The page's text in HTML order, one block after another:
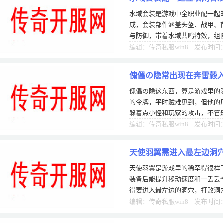
水域套装是游戏中全职业配一起
成，套装部件涵盖头盔、战甲
与防御，带着水域共鸣特效，
跨服副本、跨服PK等玩法逐渐
编辑：传奇私服win8 发布时间
傀儡の隐常出现在奔雷穀
傀儡の隐这东西，算是游戏里
的令牌，平时贼难见到，但他
躲着点小怪和玩家的攻击，不管
用。他主要的地点就是在奔雷穀
编辑：传奇私服win8 发布时间
天使羽翼需进入最左边洞
天使羽翼是游戏里的稀罕得很
装备后能提升移动速度和一丢
得要进入最左边的洞穴，打败洞
高到离谱。我当年为了获取天使
编辑：传奇私服win8 发布时间